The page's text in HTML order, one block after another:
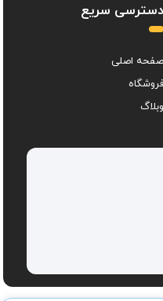
دسترسی سریع
صفحه اصلی
فروشگاه
وبلاگ